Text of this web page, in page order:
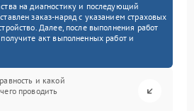
на диагностику и последующий
заказ-наряд с указанием страховых
Далее, после выполнения работ
акт выполненных работ и
и какой
проводить